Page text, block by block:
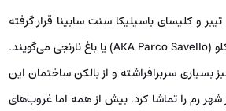
و کلیسای باسیلیکا سنت سابینا قرار گرفته
است که به آن آکا پارکو ساکلو (AKA Parco Savello) یا باغ نارنجی می‌گویند.
بسیاری سربرافراشته و از بالکن ساختمان این
شهر رم را تماشا کرد. بیش از همه اما غروب‌های